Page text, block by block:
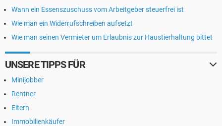
Wann ein Essenszuschuss vom Arbeitgeber steuerfrei ist
Wie man ein Widerrufschreiben aufsetzt
Wie man seinen Vermieter um Erlaubnis zur Haustierhaltung bittet
UNSERE TIPPS FÜR
Minijobber
Rentner
Eltern
Immobilienkäufer